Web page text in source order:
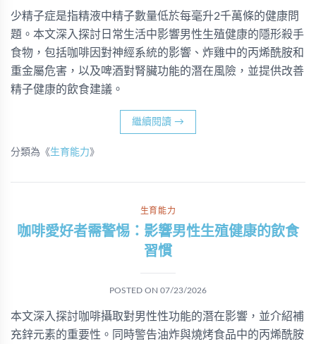
少精子症是指精液中精子數量低於每毫升2千萬條的健康問
題。本文深入探討日常生活中影響男性生殖健康的隱形殺手
食物，包括咖啡因對神經系統的影響、炸雞中的丙烯酰胺和
重金屬危害，以及啤酒對腎臟功能的潛在風險，並提供改善
精子健康的飲食建議。
繼續閱讀 →
分類為《生育能力》
生育能力
咖啡愛好者需警惕：影響男性生殖健康的飲食
習慣
POSTED ON 07/23/2026
本文深入探討咖啡攝取對男性性功能的潛在影響，並介紹補
充鋅元素的重要性。同時警告油炸與燒烤食品中的丙烯酰胺